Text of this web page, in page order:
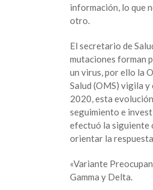
información, lo que
otro.
El secretario de
mutaciones forman
un virus, por ello la
Salud (OMS) vigila y
2020, esta
seguimiento e
efectuó la siguiente
orientar la
«Variante
Gamma y Delta.